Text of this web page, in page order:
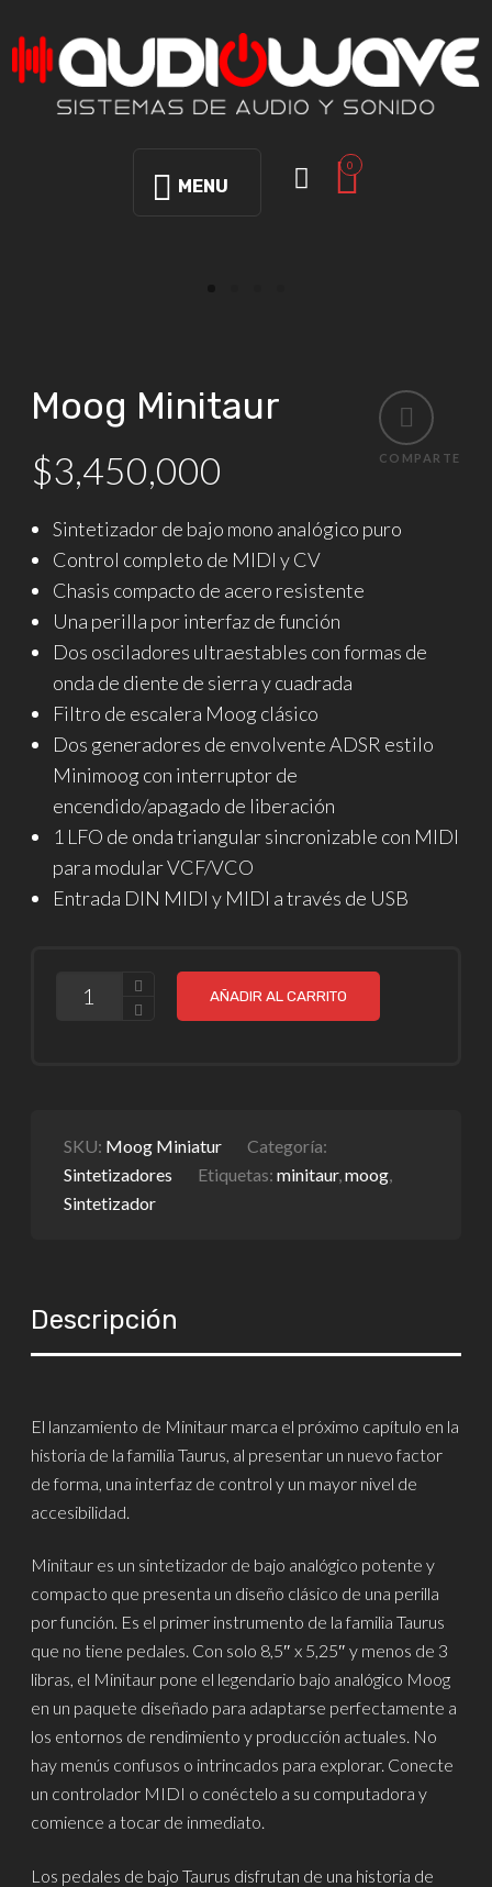
MENU
0
COMPARTE
Moog Minitaur
$3,450,000
Sintetizador de bajo mono analógico puro
Control completo de MIDI y CV
Chasis compacto de acero resistente
Una perilla por interfaz de función
Dos osciladores ultraestables con formas de
onda de diente de sierra y cuadrada
Filtro de escalera Moog clásico
Dos generadores de envolvente ADSR estilo
Minimoog con interruptor de
encendido/apagado de liberación
1 LFO de onda triangular sincronizable con MIDI
para modular VCF/VCO
Entrada DIN MIDI y MIDI a través de USB
CANTIDAD
AÑADIR AL CARRITO
SKU: Moog Miniatur
Categoría:
Sintetizadores
Etiquetas:minitaur,moog,
Sintetizador
Descripción
El lanzamiento de Minitaur marca el próximo capítulo en la
historia de la familia Taurus, al presentar un nuevo factor
de forma, una interfaz de control y un mayor nivel de
accesibilidad.
Minitaur es un sintetizador de bajo analógico potente y
compacto que presenta un diseño clásico de una perilla
por función. Es el primer instrumento de la familia Taurus
que no tiene pedales. Con solo 8,5″ x 5,25″ y menos de 3
libras, el Minitaur pone el legendario bajo analógico Moog
en un paquete diseñado para adaptarse perfectamente a
los entornos de rendimiento y producción actuales. No
hay menús confusos o intrincados para explorar. Conecte
un controlador MIDI o conéctelo a su computadora y
comience a tocar de inmediato.
Los pedales de bajo Taurus disfrutan de una historia de